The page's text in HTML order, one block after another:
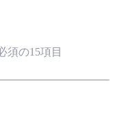
須の15項目